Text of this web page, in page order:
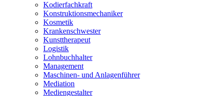
Kodierfachkraft
Konstruktionsmechaniker
Kosmetik
Krankenschwester
Kunsttherapeut
Logistik
Lohnbuchhalter
Management
Maschinen- und Anlagenführer
Mediation
Mediengestalter